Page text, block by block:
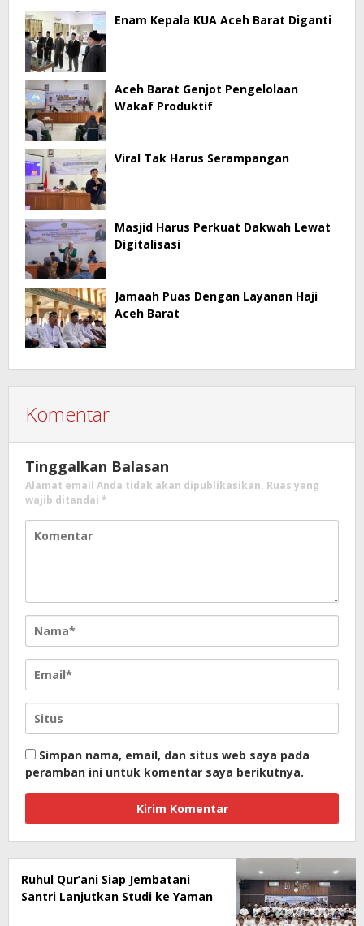
Enam Kepala KUA Aceh Barat Diganti
Aceh Barat Genjot Pengelolaan
Wakaf Produktif
Viral Tak Harus Serampangan
Masjid Harus Perkuat Dakwah Lewat
Digitalisasi
Jamaah Puas Dengan Layanan Haji
Aceh Barat
Komentar
Tinggalkan Balasan
Alamat email Anda tidak akan dipublikasikan. Ruas yang
wajib ditandai *
Simpan nama, email, dan situs web saya pada
peramban ini untuk komentar saya berikutnya.
Ruhul Qur’ani Siap Jembatani
Santri Lanjutkan Studi ke Yaman